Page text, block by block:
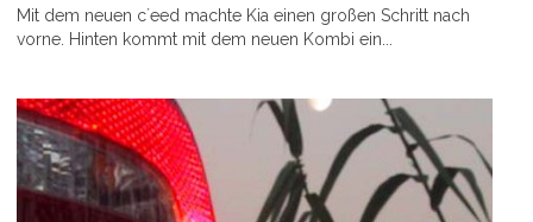
Mit dem neuen c´eed machte Kia einen großen Schritt nach
vorne. Hinten kommt mit dem neuen Kombi ein...